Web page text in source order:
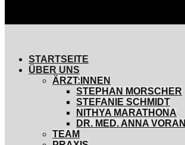
STARTSEITE
ÜBER UNS
ÄRZT:INNEN
STEPHAN MORSCHER
STEFANIE SCHMIDT
NITHYA MARATHONA
DR. MED. ANNA VORAN
TEAM